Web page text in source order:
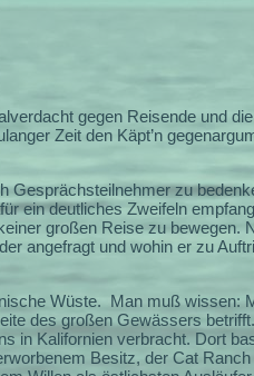
gegen Reisende und
Zeit den Käpt’n
Gesprächsteilnehmer zu
ein deutliches Zweifeln
großen Reise zu bewegen.
angefragt und wohin er zu
Wüste. Man muß wissen:
des großen Gewässers
in Kalifornien verbracht. Dort
Besitz, der Cat